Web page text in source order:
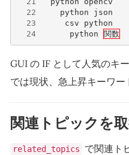
22
python json
23
csv python
24
python 関数
GUI の IF として人気のキ
では現状、急上昇キーワー
関連トピックを
related_topics で関連ト